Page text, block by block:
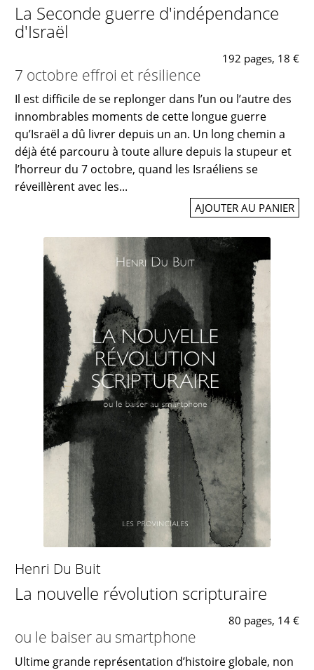
La Seconde guerre d'indépendance
d'Israël
192 pages, 18 €
7 octobre effroi et résilience
Il est difficile de se replonger dans l’un ou l’autre des
innombrables moments de cette longue guerre
qu’Israël a dû livrer depuis un an. Un long chemin a
déjà été parcouru à toute allure depuis la stupeur et
l’horreur du 7 octobre, quand les Israéliens se
réveillèrent avec les...
AJOUTER AU PANIER
Henri Du Buit
La nouvelle révolution scripturaire
80 pages, 14 €
ou le baiser au smartphone
Ultime grande représentation d’histoire globale, non